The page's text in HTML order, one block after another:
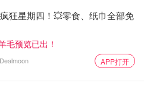
狂星期四！💥零食、纸巾全部免
毛预览已出！
Dealmoon APP打开